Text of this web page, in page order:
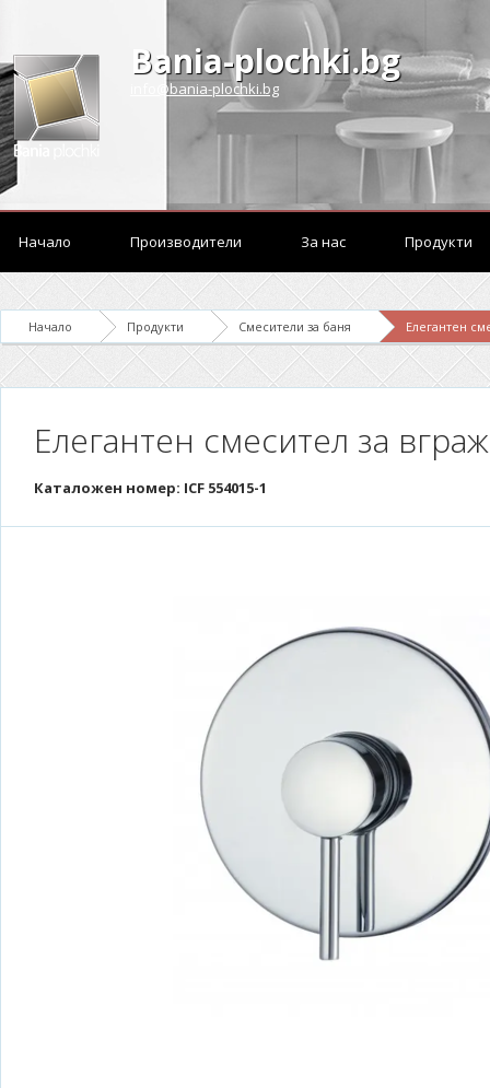
Bania-plochki.bg
info@bania-plochki.bg
Начало Производители За нас Продукти
Начало Продукти Смесители за баня Елегантен
Елегантен смесител за
Каталожен номер: ICF 554015-1